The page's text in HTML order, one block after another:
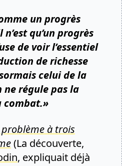
un progrès
qu’un progrès
de voir l’essentiel
de richesse
celui de la
régule pas la
combat.»
problème à trois
(La découverte,
, expliquait déjà